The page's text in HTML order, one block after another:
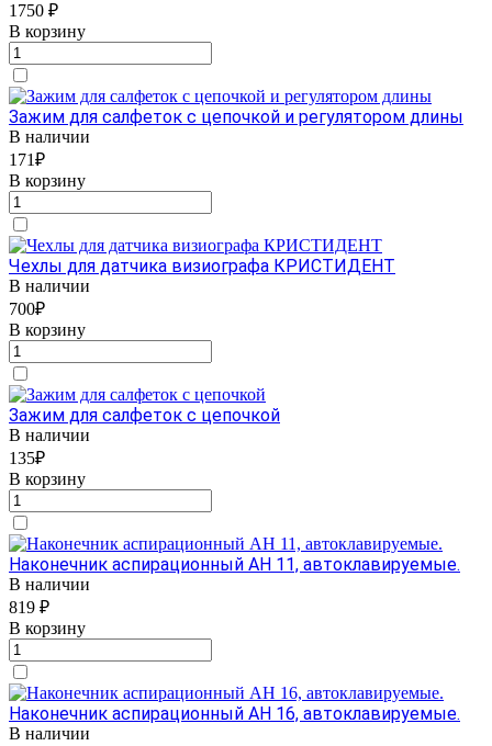
1750 ₽
В корзину
Зажим для салфеток с цепочкой и регулятором длины
В наличии
171₽
В корзину
Чехлы для датчика визиографа КРИСТИДЕНТ
В наличии
700₽
В корзину
Зажим для салфеток с цепочкой
В наличии
135₽
В корзину
Наконечник аспирационный АН 11, автоклавируемые.
В наличии
819 ₽
В корзину
Наконечник аспирационный АН 16, автоклавируемые.
В наличии